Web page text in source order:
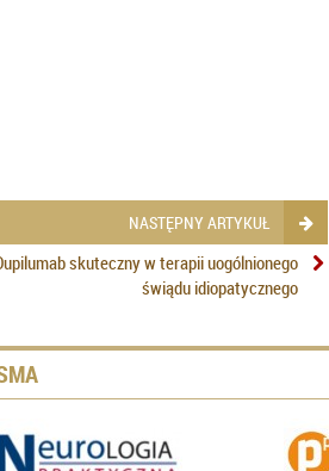
NASTĘPNY ARTYKUŁ
skuteczny w terapii uogólnionego
świądu idiopatycznego